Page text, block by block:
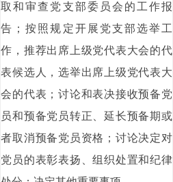
取和审查党支部委员会的工作报
告；按照规定开展党支部选举工
作，推荐出席上级党代表大会的代
表候选人，选举出席上级党代表大
会的代表；讨论和表决接收预备党
员和预备党员转正、延长预备期或
者取消预备党员资格；讨论决定对
党员的表彰表扬、组织处置和纪律